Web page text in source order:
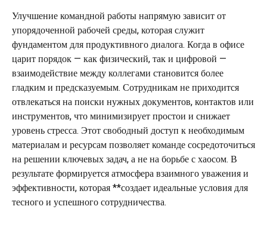
Улучшение командной работы напрямую зависит от
упорядоченной рабочей среды, которая служит
фундаментом для продуктивного диалога. Когда в офисе
царит порядок — как физический, так и цифровой —
взаимодействие между коллегами становится более
гладким и предсказуемым. Сотрудникам не приходится
отвлекаться на поиски нужных документов, контактов или
инструментов, что минимизирует простои и снижает
уровень стресса. Этот свободный доступ к необходимым
материалам и ресурсам позволяет команде сосредоточиться
на решении ключевых задач, а не на борьбе с хаосом. В
результате формируется атмосфера взаимного уважения и
эффективности, которая **создает идеальные условия для
тесного и успешного сотрудничества.